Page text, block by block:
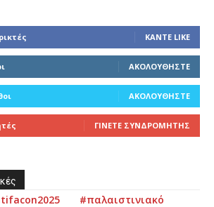
ΚΆΝΤΕ LIKE
ΑΚΟΛΟΥΘΉΣΤΕ
ΑΚΟΛΟΥΘΉΣΤΕ
ΓΊΝΕΤΕ ΣΥΝΔΡΟΜΗΤΉΣ
#παλαιστινιακό